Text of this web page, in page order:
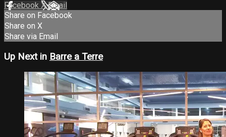
Facebook XEmail
Share on Facebook
Share on X
Share via Email
Up Next in Barre a Terre